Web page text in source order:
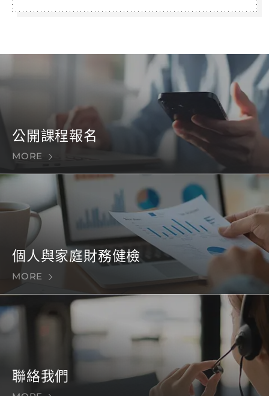
公開課程報名
MORE
個人與家庭財務健檢
MORE
聯絡我們